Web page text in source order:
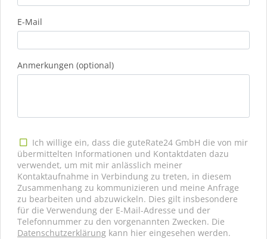
E-Mail
Anmerkungen (optional)
Ich willige ein, dass die guteRate24 GmbH die von mir
übermittelten Informationen und Kontaktdaten dazu
verwendet, um mit mir anlässlich meiner
Kontaktaufnahme in Verbindung zu treten, in diesem
Zusammenhang zu kommunizieren und meine Anfrage
zu bearbeiten und abzuwickeln. Dies gilt insbesondere
für die Verwendung der E-Mail-Adresse und der
Telefonnummer zu den vorgenannten Zwecken. Die
Datenschutzerklärung kann hier eingesehen werden.